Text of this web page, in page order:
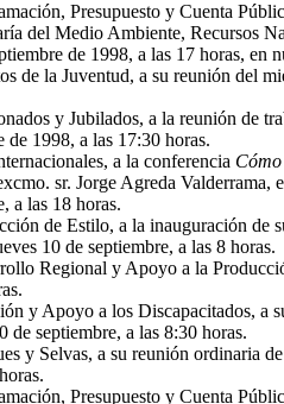
Presupuesto y Cuenta
del Medio Ambiente, Recursos
de 1998, a las 17 horas, en
de la Juventud, a su reunión del
y Jubilados, a la reunión de
de 1998, a las 17:30 horas.
a la conferencia
sr. Jorge Agreda
a las 18 horas.
de Estilo, a la inauguración de
10 de septiembre, a las 8 horas.
Regional y Apoyo a la
y Apoyo a los Discapacitados, a
de septiembre, a las 8:30 horas.
y Selvas, a su reunión ordinaria
Presupuesto y Cuenta